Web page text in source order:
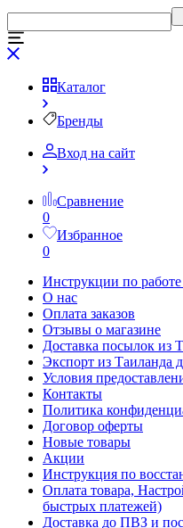
Каталог
Бренды
Вход на сайт
Сравнение
0
Избранное
0
Инструкции по
О нас
Оплата заказов
Отзывы о магазине
Доставка посылок из
Экспорт из Таиланда
Условия
Контакты
Политика
Договор оферты
Новые товары
Акции
Инструкция по
Оплата товара,
быстрых платежей)
Доставка до ПВЗ и